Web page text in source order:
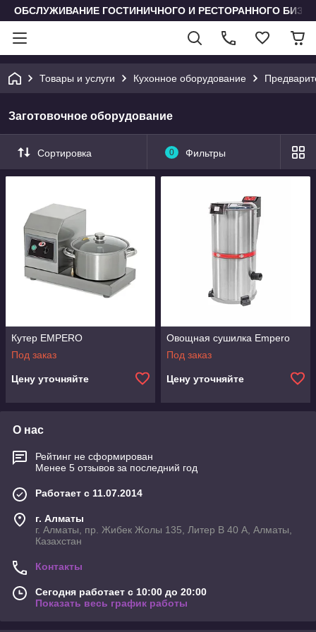
ОБСЛУЖИВАНИЕ ГОСТИНИЧНОГО И РЕСТОРАННОГО
Товары и услуги Кухонное оборудование
Заготовочное оборудование
Сортировка 0 Фильтры
Кутер EMPERO
Под заказ
Цену уточняйте
Овощная сушилка Empero
Под заказ
Цену уточняйте
О нас
Рейтинг не сформирован
Менее 5 отзывов за последний год
Работает с 11.07.2014
г. Алматы
г. Алматы, пр. Жибек Жолы 135, Литер В 40 А, Алматы,
Казахстан
Контакты
Сегодня работает с 10:00 до 20:00
Показать весь график работы